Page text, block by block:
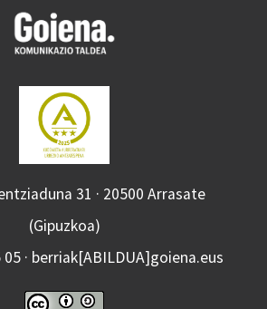
31 · 20500 Arrasate
(Gipuzkoa)
05 · berriak[ABILDUA]goiena.eus